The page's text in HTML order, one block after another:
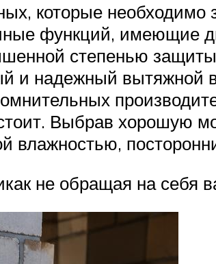
которые необходимо
функций, имеющие
степенью
и надежный вытяжной
Выбрав хорошую
влажностью,
не обращая на себя